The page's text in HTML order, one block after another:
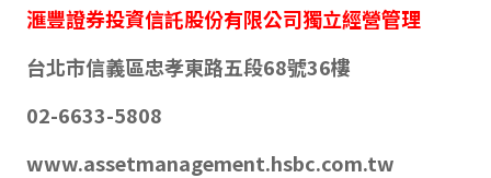
滙豐證券投資信託股份有限公司獨立經營管理
台北市信義區忠孝東路五段68號36樓
02-6633-5808
www.assetmanagement.hsbc.com.tw